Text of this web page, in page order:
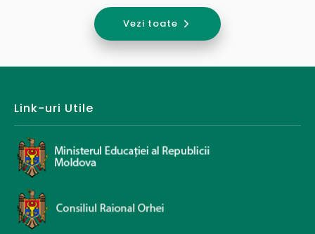
Vezi toate
Link-uri Utile